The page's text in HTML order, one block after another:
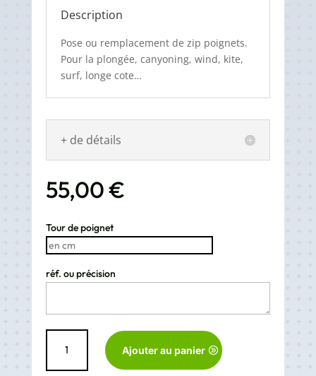
Description
Pose ou remplacement de zip poignets.
Pour la plongée, canyoning, wind, kite,
surf, longe cote…
+ de détails
55,00€
Tour de poignet
réf. ou précision
Zip
Ajouter au panier